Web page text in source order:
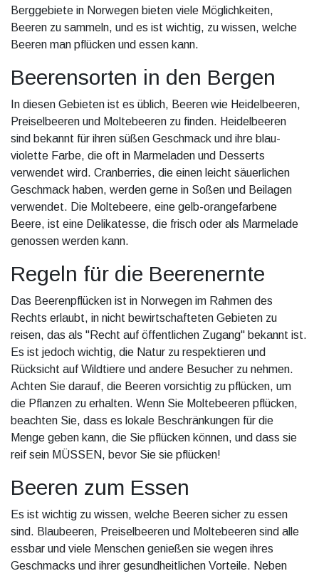
Berggebiete in Norwegen bieten viele Möglichkeiten,
Beeren zu sammeln, und es ist wichtig, zu wissen, welche
Beeren man pflücken und essen kann.
Beerensorten in den Bergen
In diesen Gebieten ist es üblich, Beeren wie Heidelbeeren,
Preiselbeeren und Moltebeeren zu finden. Heidelbeeren
sind bekannt für ihren süßen Geschmack und ihre blau-
violette Farbe, die oft in Marmeladen und Desserts
verwendet wird. Cranberries, die einen leicht säuerlichen
Geschmack haben, werden gerne in Soßen und Beilagen
verwendet. Die Moltebeere, eine gelb-orangefarbene
Beere, ist eine Delikatesse, die frisch oder als Marmelade
genossen werden kann.
Regeln für die Beerenernte
Das Beerenpflücken ist in Norwegen im Rahmen des
Rechts erlaubt, in nicht bewirtschafteten Gebieten zu
reisen, das als "Recht auf öffentlichen Zugang" bekannt ist.
Es ist jedoch wichtig, die Natur zu respektieren und
Rücksicht auf Wildtiere und andere Besucher zu nehmen.
Achten Sie darauf, die Beeren vorsichtig zu pflücken, um
die Pflanzen zu erhalten. Wenn Sie Moltebeeren pflücken,
beachten Sie, dass es lokale Beschränkungen für die
Menge geben kann, die Sie pflücken können, und dass sie
reif sein MÜSSEN, bevor Sie sie pflücken!
Beeren zum Essen
Es ist wichtig zu wissen, welche Beeren sicher zu essen
sind. Blaubeeren, Preiselbeeren und Moltebeeren sind alle
essbar und viele Menschen genießen sie wegen ihres
Geschmacks und ihrer gesundheitlichen Vorteile. Neben